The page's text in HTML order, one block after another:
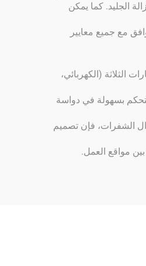
الجليد. كما يمكن
مع جميع معايير
الثلاثة (الكهربائي،
بسهولة في دواسة
الشفرات، فإن تصميم